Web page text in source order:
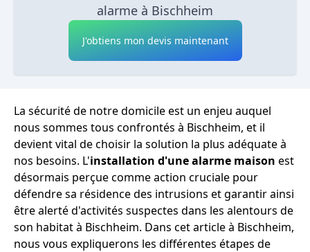
alarme à Bischheim
J'obtiens mon devis maintenant
La sécurité de notre domicile est un enjeu auquel
nous sommes tous confrontés à Bischheim, et il
devient vital de choisir la solution la plus adéquate à
nos besoins. L'installation d'une alarme maison est
désormais perçue comme action cruciale pour
défendre sa résidence des intrusions et garantir ainsi
être alerté d'activités suspectes dans les alentours de
son habitat à Bischheim. Dans cet article à Bischheim,
nous vous expliquerons les différentes étapes de